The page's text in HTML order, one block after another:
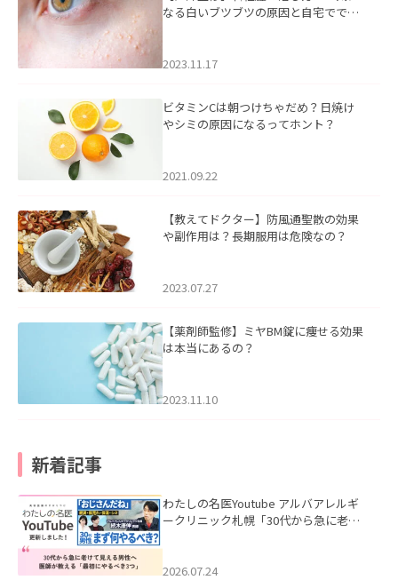
なる白いブツブツの原因と自宅ででき
2023.11.17
ビタミンCは朝つけちゃだめ？日焼け
やシミの原因になるってホント？
2021.09.22
【教えてドクター】防風通聖散の効果
や副作用は？長期服用は危険なの？
2023.07.27
【薬剤師監修】ミヤBM錠に痩せる効果
は本当にあるの？
2023.11.10
新着記事
わたしの名医Youtube アルバアレルギ
ークリニック札幌「30代から急に老け
た。
2026.07.24